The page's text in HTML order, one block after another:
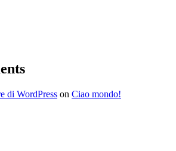
di WordPress on Ciao mondo!